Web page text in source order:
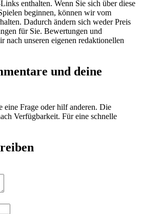
enthalten. Wenn Sie sich über diese
beginnen, können wir vom
Dadurch ändern sich weder Preis
für Sie. Bewertungen und
nach unseren eigenen redaktionellen
und deine
eine Frage oder hilf anderen. Die
Verfügbarkeit. Für eine schnelle